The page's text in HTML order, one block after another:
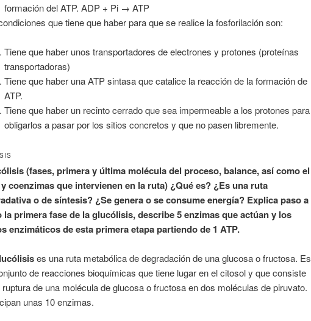
formación del ATP. ADP + Pi → ATP
que tiene que haber para que se realice la fosforilación son:
Tiene que haber unos transportadores de electrones y protones (proteínas
transportadoras)
Tiene que haber una ATP sintasa que catalice la reacción de la formación de
ATP.
Tiene que haber un recinto cerrado que sea impermeable a los protones para
obligarlos a pasar por los sitios concretos y que no pasen libremente.
(fases, primera y última molécula del proceso, balance, así como el
coenzimas que intervienen en la ruta) ¿Qué es? ¿Es una ruta
o de síntesis? ¿Se genera o se consume energía? Explica paso a
la primera fase de la glucólisis, describe 5 enzimas que actúan y los
enzimáticos de esta primera etapa partiendo de 1 ATP.
es una ruta metabólica de degradación de una glucosa o fructosa. Es
de reacciones bioquímicas que tiene lugar en el citosol y que consiste
ruptura de una molécula de glucosa o fructosa en dos moléculas de piruvato.
unas 10 enzimas.